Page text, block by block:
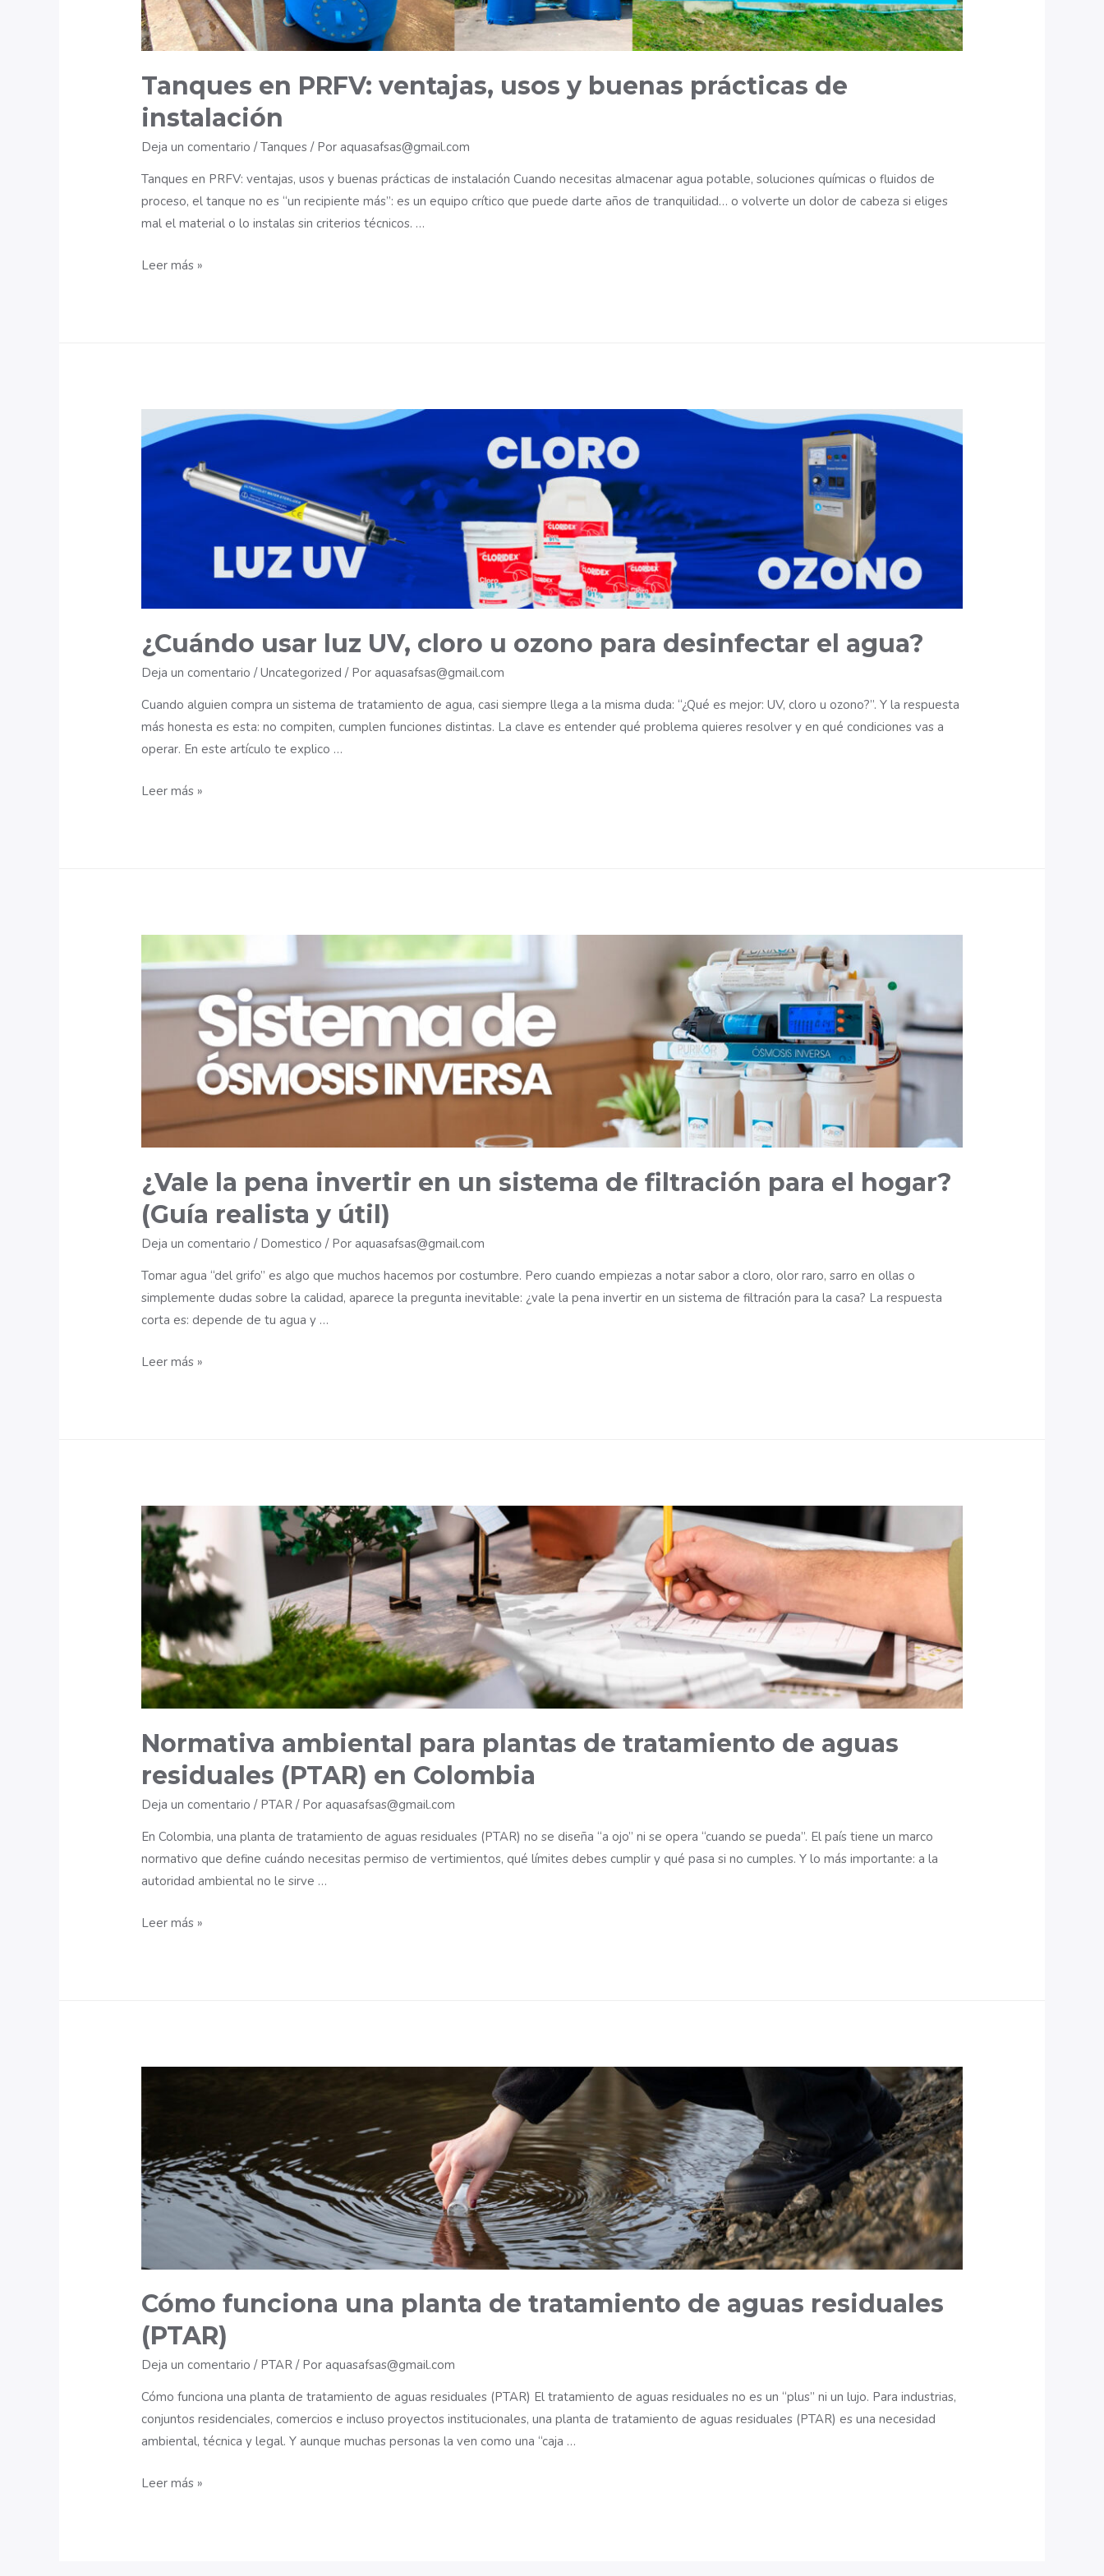
Tanques en PRFV: ventajas, usos y buenas prácticas de
instalación
Deja un comentario /Tanques / Poraquasafsas@gmail.com
Tanques en PRFV: ventajas, usos y buenas prácticas de instalación Cuando necesitas almacenar agua potable, soluciones químicas o fluidos de
proceso, el tanque no es “un recipiente más”: es un equipo crítico que puede darte años de tranquilidad… o volverte un dolor de cabeza si eliges
mal el material o lo instalas sin criterios técnicos. …
Tanques
prácticas
de
instalación
Leer más »
¿Cuándo usar luz UV, cloro u ozono para desinfectar el agua?
Deja un comentario /Uncategorized / Poraquasafsas@gmail.com
Cuando alguien compra un sistema de tratamiento de agua, casi siempre llega a la misma duda: “¿Qué es mejor: UV, cloro u ozono?”. Y la respuesta
más honesta es esta: no compiten, cumplen funciones distintas. La clave es entender qué problema quieres resolver y en qué condiciones vas a
operar. En este artículo te explico …
¿Cuándo
desinfectar
el
agua?
Leer más »
¿Vale la pena invertir en un sistema de filtración para el hogar?
(Guía realista y útil)
Deja un comentario / Domestico / Poraquasafsas@gmail.com
Tomar agua “del grifo” es algo que muchos hacemos por costumbre. Pero cuando empiezas a notar sabor a cloro, olor raro, sarro en ollas o
simplemente dudas sobre la calidad, aparece la pregunta inevitable: ¿vale la pena invertir en un sistema de filtración para la casa? La respuesta
corta es: depende de tu agua y …
¿Vale
de
filtración
para
el
hogar?
(Guía
realista
y
útil)
Leer más »
Normativa ambiental para plantas de tratamiento de aguas
residuales (PTAR) en Colombia
Deja un comentario / PTAR / Poraquasafsas@gmail.com
En Colombia, una planta de tratamiento de aguas residuales (PTAR) no se diseña “a ojo” ni se opera “cuando se pueda”. El país tiene un marco
normativo que define cuándo necesitas permiso de vertimientos, qué límites debes cumplir y qué pasa si no cumples. Y lo más importante: a la
autoridad ambiental no le sirve …
Normativa
Colombia
Leer más »
Cómo funciona una planta de tratamiento de aguas residuales
(PTAR)
Deja un comentario / PTAR / Poraquasafsas@gmail.com
Cómo funciona una planta de tratamiento de aguas residuales (PTAR) El tratamiento de aguas residuales no es un “plus” ni un lujo. Para industrias,
conjuntos residenciales, comercios e incluso proyectos institucionales, una planta de tratamiento de aguas residuales (PTAR) es una necesidad
ambiental, técnica y legal. Y aunque muchas personas la ven como una “caja …
Cómo
Leer más »